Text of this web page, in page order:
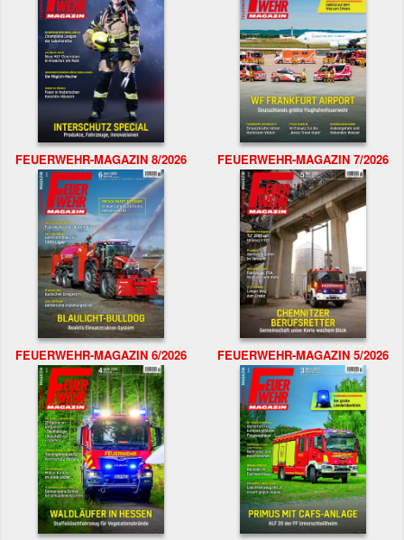
FEUERWEHR-MAGAZIN 8/2026 FEUERWEHR-MAGAZIN 7/2026
FEUERWEHR-MAGAZIN 6/2026 FEUERWEHR-MAGAZIN 5/2026